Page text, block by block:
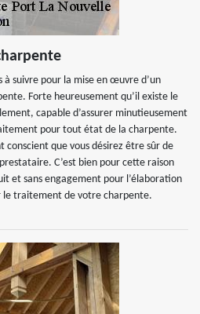
à suivre pour la mise en œuvre d’un
Forte heureusement qu’il existe le
capable d’assurer minutieusement
pour tout état de la charpente.
conscient que vous désirez être sûr de
C’est bien pour cette raison
et sans engagement pour l’élaboration
le traitement de votre charpente.